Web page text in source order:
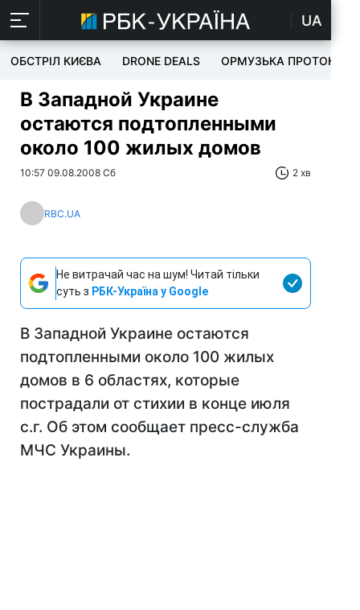
UA
ОБСТРІЛ КИЄВА DRONE DEALS ОРМУЗЬКА ПРОТОКА
В Западной Украине
остаются подтопленными
около 100 жилых домов
10:57 09.08.2008 Сб 2 хв
RBC.UA
Не витрачай час на шум! Читай тільки
суть з РБК-Україна у Google
В Западной Украине остаются
подтопленными около 100 жилых
домов в 6 областях, которые
пострадали от стихии в конце июля
с.г. Об этом сообщает пресс-служба
МЧС Украины.